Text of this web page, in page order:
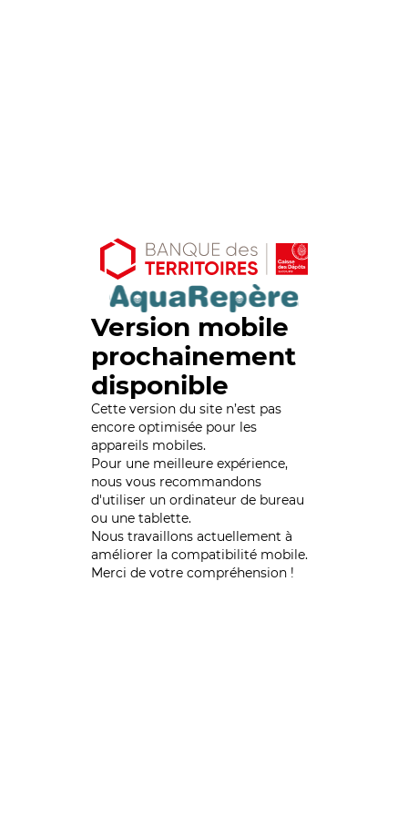
Version mobile
prochainement
disponible
Cette version du site n’est pas
encore optimisée pour les
appareils mobiles.
Pour une meilleure expérience,
nous vous recommandons
d'utiliser un ordinateur de bureau
ou une tablette.
Nous travaillons actuellement à
améliorer la compatibilité mobile.
Merci de votre compréhension !